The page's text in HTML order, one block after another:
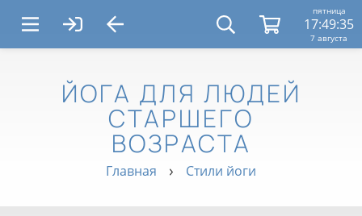
пятница
17:49:36
7 августа
ЙОГА ДЛЯ ЛЮДЕЙ
СТАРШЕГО
ВОЗРАСТА
Главная Стили йоги